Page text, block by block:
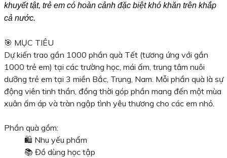
khuyết tật, trẻ em có hoàn cảnh đặc biệt khó khăn trên khắp
cả nước.
🎯 MỤC TIÊU
Dự kiến trao gần 1000 phần quà Tết (tương ứng với gần
1000 trẻ em) tại các trường học, mái ấm, trung tâm nuôi
dưỡng trẻ em tại 3 miền Bắc, Trung, Nam. Mỗi phần quà là sự
động viên tinh thần, đồng thời góp phần mang đến một mùa
xuân ấm áp và tràn ngập tình yêu thương cho các em nhỏ.
Phần quà gồm:
🛍️ Nhu yếu phẩm
📚 Đồ dùng học tập